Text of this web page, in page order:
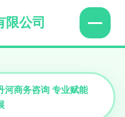
限公司
河商务咨询 专业赋能